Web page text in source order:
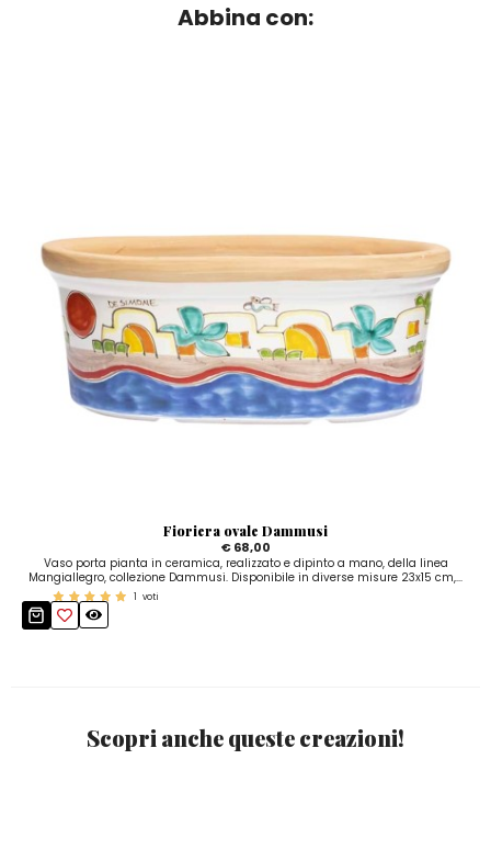
Abbina con:
Fioriera ovale Dammusi
€ 68,00
Vaso porta pianta in ceramica, realizzato e dipinto a mano, della linea
Mangiallegro, collezione Dammusi. Disponibile in diverse misure 23x15 cm,...
1 voti
Scopri anche queste creazioni!